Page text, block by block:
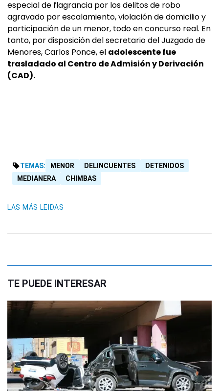
especial de flagrancia por los delitos de robo
agravado por escalamiento, violación de domicilio y
participación de un menor, todo en concurso real. En
tanto, por disposición del secretario del Juzgado de
Menores, Carlos Ponce, el adolescente fue
trasladado al Centro de Admisión y Derivación
(CAD).
TEMAS: MENOR DELINCUENTES
DETENIDOS
MEDIANERA
CHIMBAS
LAS MÁS LEIDAS
TE PUEDE INTERESAR